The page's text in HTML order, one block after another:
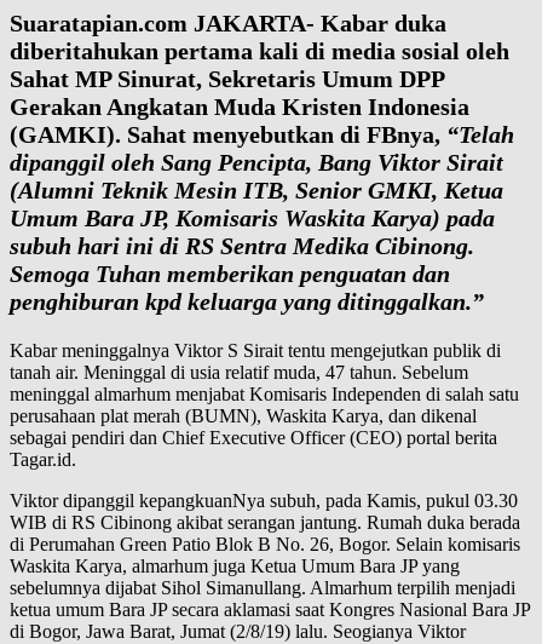
Suaratapian.com JAKARTA- Kabar duka
diberitahukan pertama kali di media sosial oleh
Sahat MP Sinurat, Sekretaris Umum DPP
Gerakan Angkatan Muda Kristen Indonesia
(GAMKI). Sahat menyebutkan di FBnya, “Telah
dipanggil oleh Sang Pencipta, Bang Viktor Sirait
(Alumni Teknik Mesin ITB, Senior GMKI, Ketua
Umum Bara JP, Komisaris Waskita Karya) pada
subuh hari ini di RS Sentra Medika Cibinong.
Semoga Tuhan memberikan penguatan dan
penghiburan kpd keluarga yang ditinggalkan.”
Kabar meninggalnya Viktor S Sirait tentu mengejutkan publik di
tanah air. Meninggal di usia relatif muda, 47 tahun. Sebelum
meninggal almarhum menjabat Komisaris Independen di salah satu
perusahaan plat merah (BUMN), Waskita Karya, dan dikenal
sebagai pendiri dan Chief Executive Officer (CEO) portal berita
Tagar.id.
Viktor dipanggil kepangkuanNya subuh, pada Kamis, pukul 03.30
WIB di RS Cibinong akibat serangan jantung. Rumah duka berada
di Perumahan Green Patio Blok B No. 26, Bogor. Selain komisaris
Waskita Karya, almarhum juga Ketua Umum Bara JP yang
sebelumnya dijabat Sihol Simanullang. Almarhum terpilih menjadi
ketua umum Bara JP secara aklamasi saat Kongres Nasional Bara JP
di Bogor, Jawa Barat, Jumat (2/8/19) lalu. Seogianya Viktor